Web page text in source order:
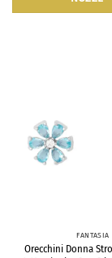
FANTASIA
Orecchini Donna